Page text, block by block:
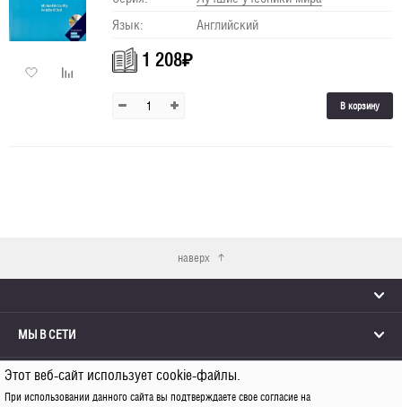
Этот веб-сайт использует cookie-файлы.
При использовании данного сайта вы подтверждаете свое согласие на
Язык:
Английский
1 208₽
В корзину
наверх
МЫ В СЕТИ
КОНТАКТЫ